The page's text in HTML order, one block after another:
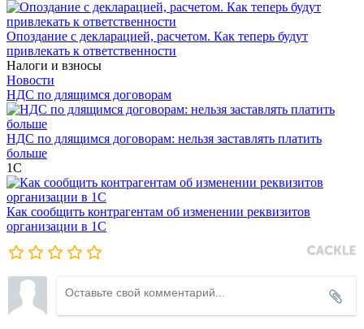
Опоздание с декларацией, расчетом. Как теперь будут
привлекать к ответственности
Налоги и взносы
Новости
НДС по длящимся договорам
НДС по длящимся договорам: нельзя заставлять платить
больше
1С
Как сообщить контрагентам об изменении реквизитов
организации в 1C